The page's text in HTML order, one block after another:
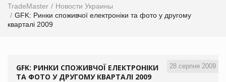
TradeMaster
Новости Украины
GFK: Ринки споживчої електроніки та фото у другому
кварталі 2009
28 серпня 2009
GFK: РИНКИ СПОЖИВЧОЇ ЕЛЕКТРОНІКИ
ТА ФОТО У ДРУГОМУ КВАРТАЛІ 2009